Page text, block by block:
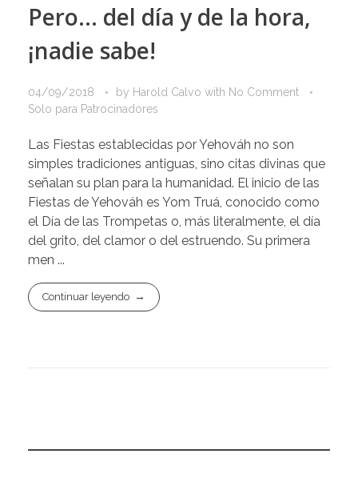
Pero… del día y de la hora,
¡nadie sabe!
04/09/2018 by Harold Calvo with No Comment
Solo para Patrocinadores
Las Fiestas establecidas por Yehováh no son
simples tradiciones antiguas, sino citas divinas que
señalan su plan para la humanidad. El inicio de las
Fiestas de Yehováh es Yom Truá, conocido como
el Día de las Trompetas o, más literalmente, el día
del grito, del clamor o del estruendo. Su primera
men ...
Continuar leyendo